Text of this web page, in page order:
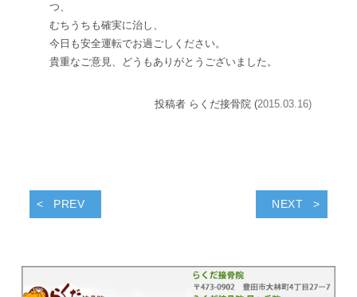
つ、
むちうちも確実に治し、
今日も安全運転でお過ごしください。
貴重なご意見、どうもありがとうございました。
投稿者 らくだ接骨院 (2015.03.16)
PREV NEXT